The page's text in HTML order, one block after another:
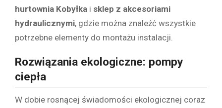
hurtownia Kobyłka i sklep z akcesoriami
hydraulicznymi, gdzie można znaleźć wszystkie
potrzebne elementy do montażu instalacji.
Rozwiązania ekologiczne: pompy
ciepła
W dobie rosnącej świadomości ekologicznej coraz